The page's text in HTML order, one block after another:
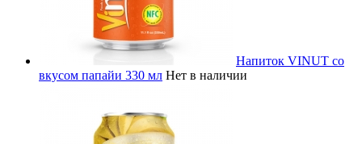
Напиток VINUT со
вкусом папайи 330 мл Нет в наличии